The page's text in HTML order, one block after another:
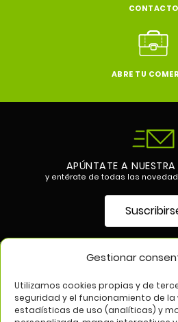
Gestionar
Utilizamos cookies propias y de
seguridad y el funcionamiento de la
estadísticas de uso (analíticas) y
CONTACTO
ABRE TU
APÚNTATE A NUESTRA
y entérate de todas las